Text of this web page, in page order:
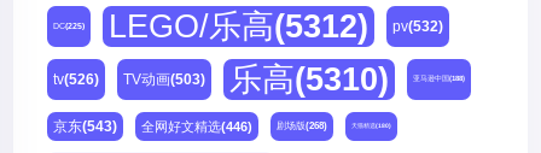
DC(225) LEGO/乐高(5312) pv(532)
tv(526) TV动画(503) 乐高(5310) 亚马逊中国(188)
京东(543) 全网好文精选(446) 剧场版(268) 天猫精选(180)